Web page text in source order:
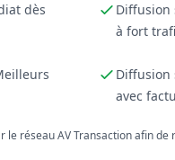
dès
Diffusion
à fort
Diffusion
avec
réseau AV Transaction afin